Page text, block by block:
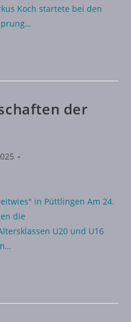
Koch startete bei den
der
in Püttlingen Am 24.
die
U20 und U16